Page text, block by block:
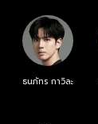
ธนภัทร กาวิละ